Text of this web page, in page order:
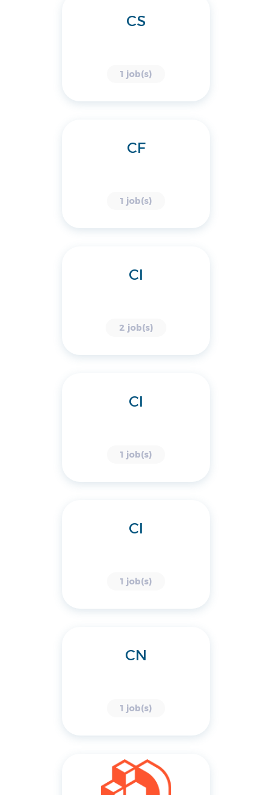
CS
1 job(s)
CF
1 job(s)
CI
2 job(s)
CI
1 job(s)
CI
1 job(s)
CN
1 job(s)